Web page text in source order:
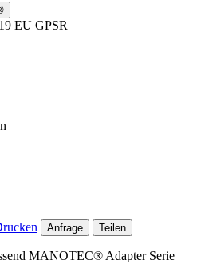
EU GPSR
Anfrage Teilen
MANOTEC® Adapter Serie